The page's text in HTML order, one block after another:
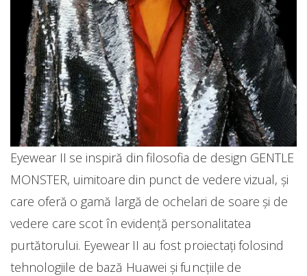
Eyewear II se inspiră din filosofia de design GENTLE
MONSTER, uimitoare din punct de vedere vizual, și
care oferă o gamă largă de ochelari de soare și de
vedere care scot în evidență personalitatea
purtătorului. Eyewear II au fost proiectați folosind
tehnologiile de bază Huawei și funcțiile de